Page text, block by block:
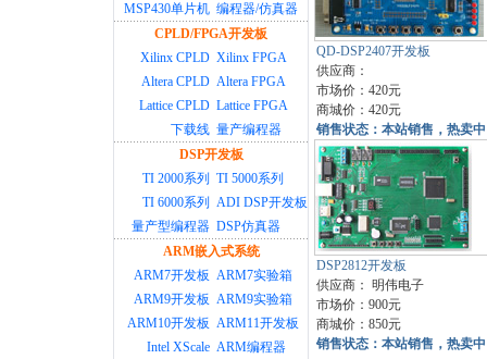
MSP430单片机 编程器/仿真器
CPLD/FPGA开发板
Xilinx CPLD Xilinx FPGA
Altera CPLD Altera FPGA
Lattice CPLD Lattice FPGA
下载线 量产编程器
DSP开发板
TI 2000系列
TI 5000系列
TI 6000系列
ADI DSP开发板
量产型编程器 DSP仿真器
ARM嵌入式系统
ARM7开发板 ARM7实验箱
ARM9开发板 ARM9实验箱
ARM10开发板 ARM11开发板
Intel XScale ARM编程器
QD-DSP2407开发板
供应商：
市场价：420元
商城价：420元
销售状态：本站销售，热卖中
DSP2812开发板
供应商： 明伟电子
市场价：900元
商城价：850元
销售状态：本站销售，热卖中